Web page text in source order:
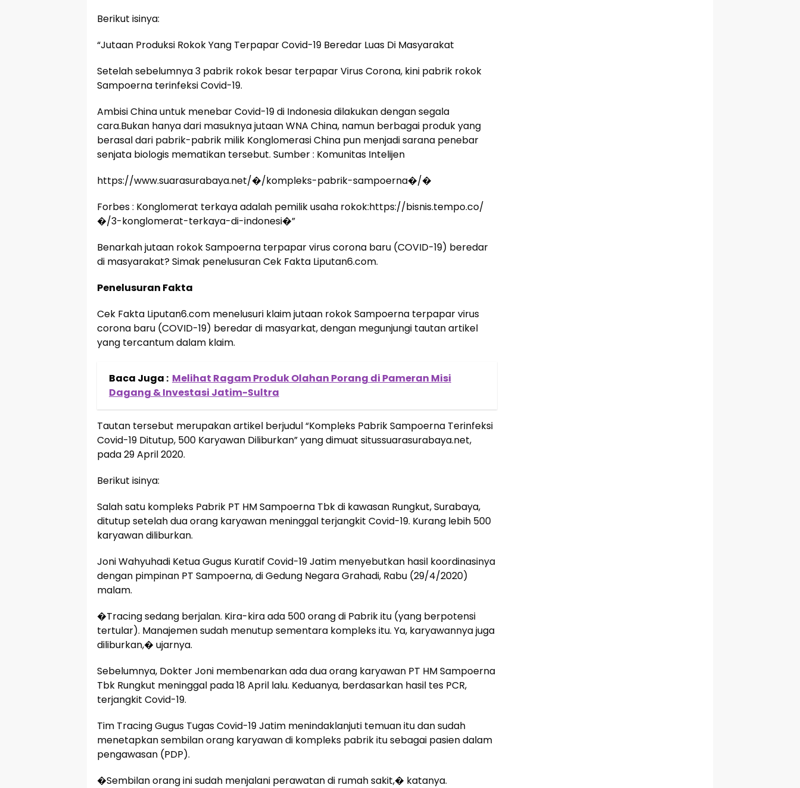
Berikut isinya:
“Jutaan Produksi Rokok Yang Terpapar Covid-19 Beredar Luas Di Masyarakat
Setelah sebelumnya 3 pabrik rokok besar terpapar Virus Corona, kini pabrik rokok
Sampoerna terinfeksi Covid-19.
Ambisi China untuk menebar Covid-19 di Indonesia dilakukan dengan segala
cara.Bukan hanya dari masuknya jutaan WNA China, namun berbagai produk yang
berasal dari pabrik-pabrik milik Konglomerasi China pun menjadi sarana penebar
senjata biologis mematikan tersebut. Sumber : Komunitas Intelijen
https://www.suarasurabaya.net/�/kompleks-pabrik-sampoerna�/�
Forbes : Konglomerat terkaya adalah pemilik usaha rokok:https://bisnis.tempo.co/
�/3-konglomerat-terkaya-di-indonesi�”
Benarkah jutaan rokok Sampoerna terpapar virus corona baru (COVID-19) beredar
di masyarakat? Simak penelusuran Cek Fakta Liputan6.com.
Penelusuran Fakta
Cek Fakta Liputan6.com menelusuri klaim jutaan rokok Sampoerna terpapar virus
corona baru (COVID-19) beredar di masyarkat, dengan megunjungi tautan artikel
yang tercantum dalam klaim.
Baca Juga : Melihat Ragam Produk Olahan Porang di Pameran Misi
Dagang & Investasi Jatim-Sultra
Tautan tersebut merupakan artikel berjudul “Kompleks Pabrik Sampoerna Terinfeksi
Covid-19 Ditutup, 500 Karyawan Diliburkan” yang dimuat situssuarasurabaya.net,
pada 29 April 2020.
Berikut isinya:
Salah satu kompleks Pabrik PT HM Sampoerna Tbk di kawasan Rungkut, Surabaya,
ditutup setelah dua orang karyawan meninggal terjangkit Covid-19. Kurang lebih 500
karyawan diliburkan.
Joni Wahyuhadi Ketua Gugus Kuratif Covid-19 Jatim menyebutkan hasil koordinasinya
dengan pimpinan PT Sampoerna, di Gedung Negara Grahadi, Rabu (29/4/2020)
malam.
�Tracing sedang berjalan. Kira-kira ada 500 orang di Pabrik itu (yang berpotensi
tertular). Manajemen sudah menutup sementara kompleks itu. Ya, karyawannya juga
diliburkan,� ujarnya.
Sebelumnya, Dokter Joni membenarkan ada dua orang karyawan PT HM Sampoerna
Tbk Rungkut meninggal pada 18 April lalu. Keduanya, berdasarkan hasil tes PCR,
terjangkit Covid-19.
Tim Tracing Gugus Tugas Covid-19 Jatim menindaklanjuti temuan itu dan sudah
menetapkan sembilan orang karyawan di kompleks pabrik itu sebagai pasien dalam
pengawasan (PDP).
�Sembilan orang ini sudah menjalani perawatan di rumah sakit,� katanya.